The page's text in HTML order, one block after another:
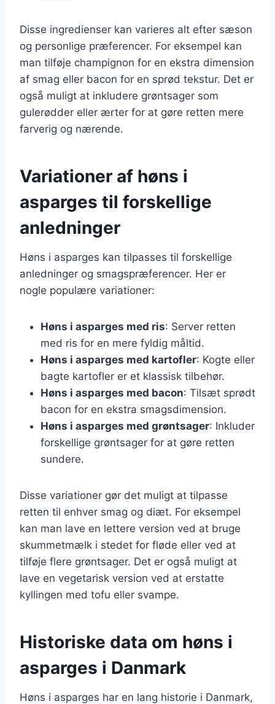
Disse ingredienser kan varieres alt efter sæson
og personlige præferencer. For eksempel kan
man tilføje champignon for en ekstra dimension
af smag eller bacon for en sprød tekstur. Det er
også muligt at inkludere grøntsager som
gulerødder eller ærter for at gøre retten mere
farverig og nærende.
Variationer af høns i
asparges til forskellige
anledninger
Høns i asparges kan tilpasses til forskellige
anledninger og smagspræferencer. Her er
nogle populære variationer:
Høns i asparges med ris: Server retten
med ris for en mere fyldig måltid.
Høns i asparges med kartofler: Kogte eller
bagte kartofler er et klassisk tilbehør.
Høns i asparges med bacon: Tilsæt sprødt
bacon for en ekstra smagsdimension.
Høns i asparges med grøntsager: Inkluder
forskellige grøntsager for at gøre retten
sundere.
Disse variationer gør det muligt at tilpasse
retten til enhver smag og diæt. For eksempel
kan man lave en lettere version ved at bruge
skummetmælk i stedet for fløde eller ved at
tilføje flere grøntsager. Det er også muligt at
lave en vegetarisk version ved at erstatte
kyllingen med tofu eller svampe.
Historiske data om høns i
asparges i Danmark
Høns i asparges har en lang historie i Danmark,